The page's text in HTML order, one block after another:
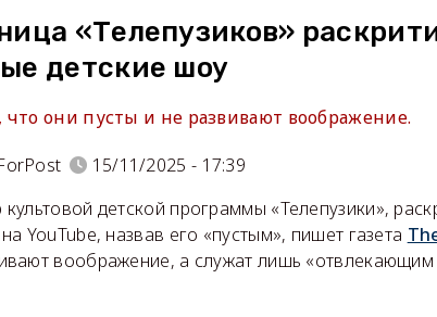
«Телепузиков»
детские шоу
что они пусты и не развивают воображение.
15/11/2025 - 17:39
детской программы «Телепузики»,
YouTube, назвав его «пустым», пишет газета
воображение, а служат лишь